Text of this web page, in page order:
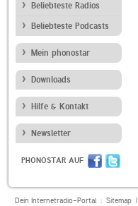
Beliebteste Radios
Beliebteste Podcasts
Mein phonostar
Downloads
Hilfe & Kontakt
Newsletter
PHONOSTAR AUF
Dein Internetradio-Portal : Sitemap|